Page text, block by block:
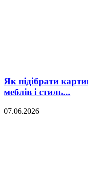
Як підібрати
меблів і стиль...
07.06.2026